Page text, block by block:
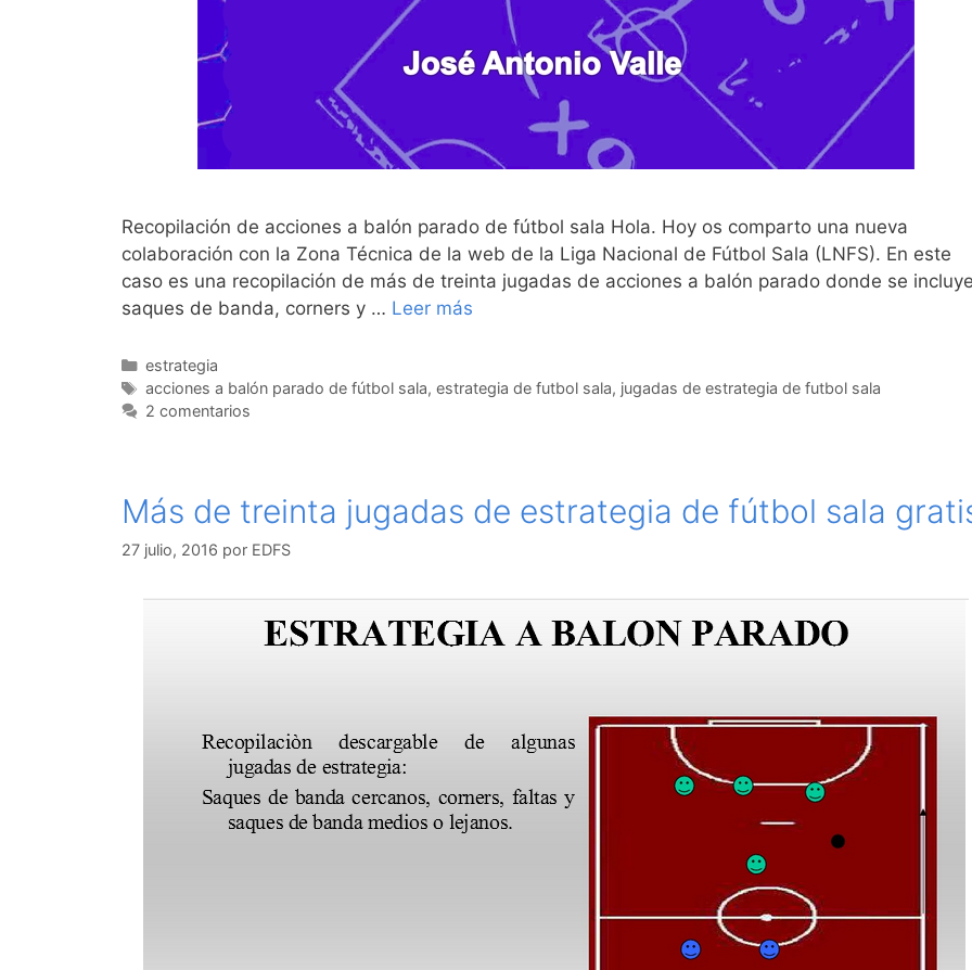
Recopilación de acciones a balón parado de fútbol sala Hola. Hoy os comparto una nueva
colaboración con la Zona Técnica de la web de la Liga Nacional de Fútbol Sala (LNFS). En este
caso es una recopilación de más de treinta jugadas de acciones a balón parado donde se
saques de banda, corners y … Leer más
Categorías
estrategia
Etiquetas
acciones a balón parado de fútbol sala, estrategia de futbol sala, jugadas de estrategia de futbol sala
2 comentarios
Más de treinta jugadas de estrategia de fútbol sala
27 julio, 2016 por EDFS